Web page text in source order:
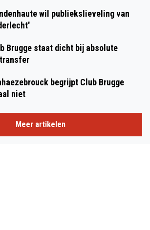
wil publiekslieveling van
Brugge staat dicht bij absolute
begrijpt Club Brugge
niet
Meer artikelen